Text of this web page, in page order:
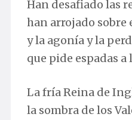
Han desafiado las
han arrojado sobre
y la agonía y la
que pide espadas
La fría Reina de
la sombra de los